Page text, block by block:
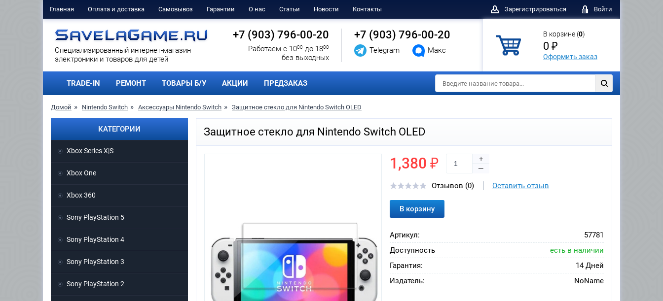
Главная Оплата и доставка Самовывоз Гарантии О нас Статьи Новости Контакты Зарегистрироваться Войти
Cпециализированный интернет-магазин
электроники и товаров для детей
+7 (903) 796-00-20
Работаем с 1000 до 1800
без выходных
+7 (903) 796-00-20
Telegram Макс
В корзине (0)
0 ₽
Оформить заказ
TRADE-IN РЕМОНТ ТОВАРЫ Б/У АКЦИИ ПРЕДЗАКАЗ
Домой Nintendo Switch Аксессуары Nintendo Switch Защитное стекло для Nintendo Switch OLED
Защитное стекло для Nintendo Switch OLED
1,380 ₽
+
—
Отзывов (0)
Оставить отзыв
В корзину
Артикул:
57781
Доступность
есть в наличии
Гарантия:
14 Дней
Издатель:
NoName
КАТЕГОРИИ
Xbox Series X|S
Xbox One
Xbox 360
Sony PlayStation 5
Sony PlayStation 4
Sony PlayStation 3
Sony PlayStation 2